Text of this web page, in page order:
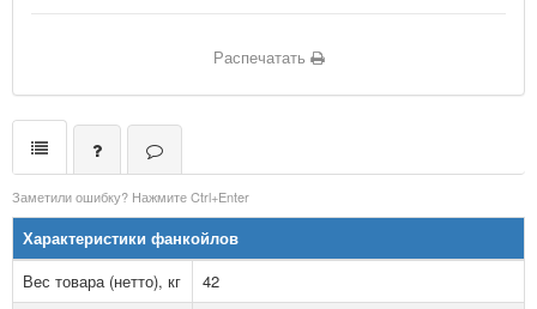
Распечатать
Заметили ошибку? Нажмите Ctrl+Enter
Характеристики фанкойлов
Вес товара (нетто), кг
42